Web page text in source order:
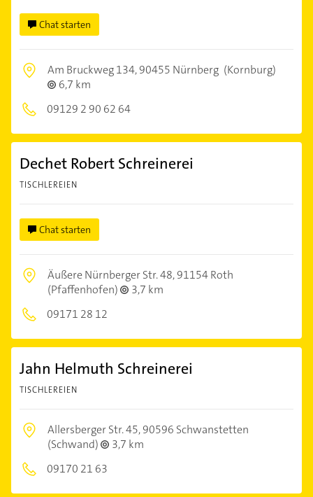
Chat starten
Am Bruckweg 134,90455 Nürnberg (Kornburg)
6,7 km
09129 2 90 62 64
Dechet Robert Schreinerei
TISCHLEREIEN
Chat starten
Äußere Nürnberger Str. 48,91154 Roth
(Pfaffenhofen)
3,7 km
09171 28 12
Jahn Helmuth Schreinerei
TISCHLEREIEN
Allersberger Str. 45,90596 Schwanstetten
(Schwand)
3,7 km
09170 21 63